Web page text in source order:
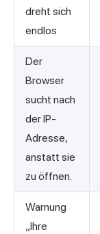
dreht sich
endlos
Der
Browser
sucht nach
der IP-
Adresse,
anstatt sie
zu öffnen.
Warnung
„Ihre